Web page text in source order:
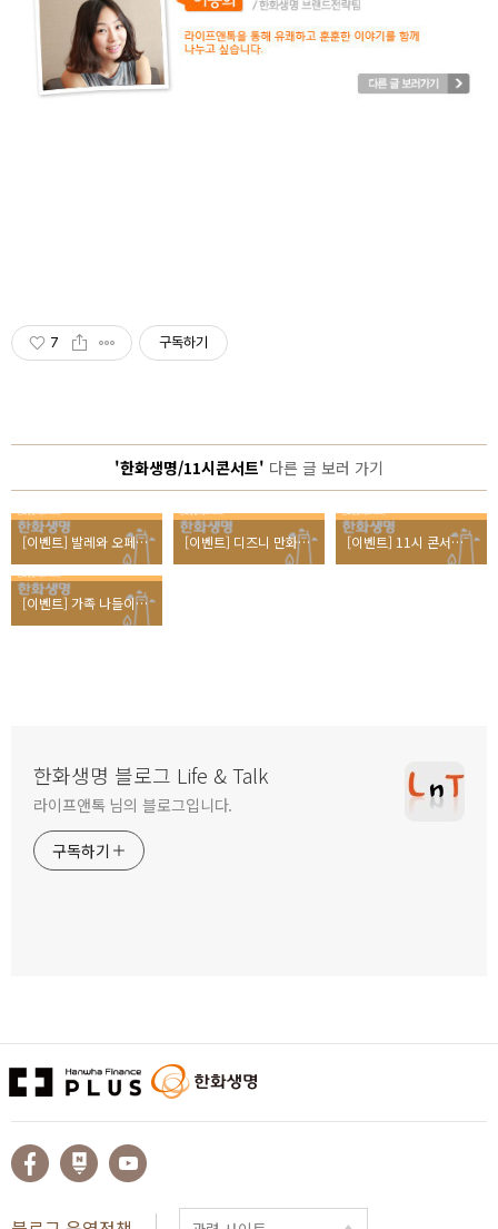
7 구독하기
'한화생명/11시콘서트' 다른 글 보러 가기
[이벤트] 발레와 오페라 특집으로 꾸며진 9월 11시 콘서트 리뷰 [이벤트] 디즈니 만화에서 유명해진 클래식 서곡들! 8월 11시 콘서트 초대 [이벤트] 11시 콘서트로의 초대, 노다메 칸타빌레와의 낭만적인 만남
[이벤트] 가족 나들이, 클래식이 있는 11시 콘서트로 오세요!
한화생명 블로그 Life & Talk
라이프앤톡 님의 블로그입니다.
구독하기